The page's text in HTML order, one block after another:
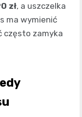
zł, a uszczelka
ma wymienić
często zamyka